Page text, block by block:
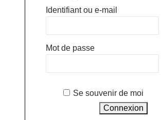
Identifiant ou e-mail
Mot de passe
Se souvenir de moi